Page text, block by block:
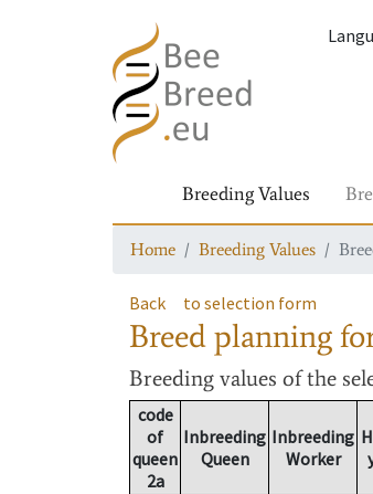
Breeding Values
Home Breeding Values
Back to selection form
Breed planning
Breeding values of the
code
of
queen
2a
Inbreeding
Queen
Inbreeding
Worker